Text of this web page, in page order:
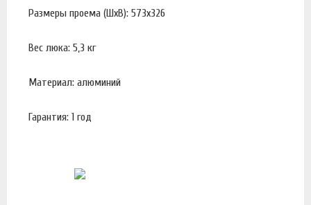
Размеры проема (ШхВ): 573х326
Вес люка: 5,3 кг
Материал: алюминий
Гарантия: 1 год